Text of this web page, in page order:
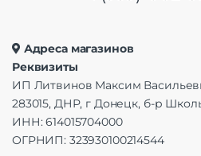
Адреса магазинов
Реквизиты
ИП Литвинов Максим
283015, ДНР, г Донецк, б-р
ИНН: 614015704000
ОГРНИП: 323930100214544